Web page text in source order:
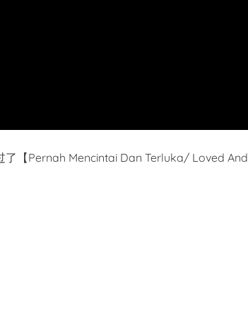
了【Pernah Mencintai Dan Terluka/ Loved And